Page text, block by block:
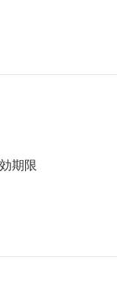
期限